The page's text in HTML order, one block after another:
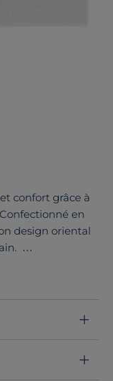
confort grâce à
en
design oriental